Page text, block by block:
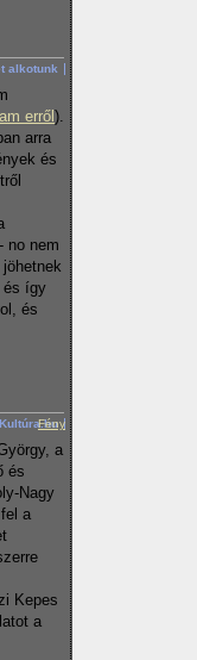
alkotunk
erről ).
arra
és
no nem
és így
és
Fény
Kultúra.hu
a
és
Nagy
a
Kepes
a